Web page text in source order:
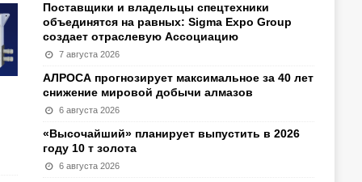
Поставщики и владельцы спецтехники
объединятся на равных: Sigma Expo Group
создает отраслевую Ассоциацию
7 августа 2026
АЛРОСА прогнозирует максимальное за 40 лет
снижение мировой добычи алмазов
6 августа 2026
«Высочайший» планирует выпустить в 2026
году 10 т золота
6 августа 2026